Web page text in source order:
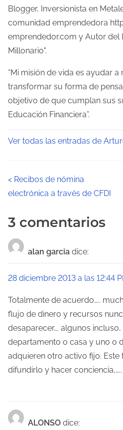
Blogger, Inversionista en
comunidad emprendedora
emprendedor.com y Autor del
Millonario".
“Mi misión de vida es ayudar
transformar su forma de
objetivo de que cumplan sus
Educación Financiera”.
Ver todas las entradas de
N
a
v
e
a
c
i
ó
n
e
< Recibos de nómina
electrónica a través de CFDI
3 comentarios
alan garcia dice:
28 diciembre 2013 a las 12:44
Totalmente de acuerdo…..
flujo de dinero y recursos
desaparecer…. algunos
departamento o casa y uno o
adquieren otro activo fijo. Este
difundirlo y hacer conciencia,…..
ALONSO dice: